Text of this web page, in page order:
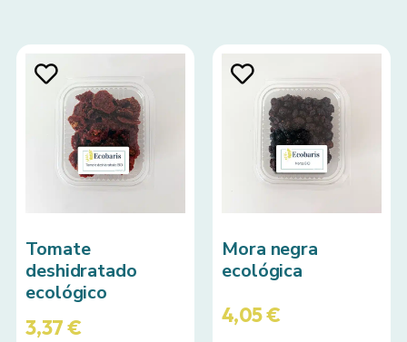
Tomate
deshidratado
ecológico
3,37€
Mora negra
ecológica
4,05€